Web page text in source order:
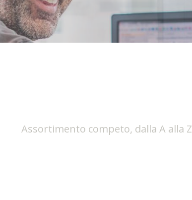
Assortimento competo, dalla A alla Z